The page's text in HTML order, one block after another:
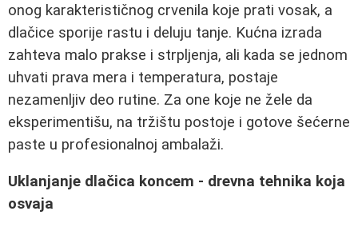
onog karakterističnog crvenila koje prati vosak, a
dlačice sporije rastu i deluju tanje. Kućna izrada
zahteva malo prakse i strpljenja, ali kada se jednom
uhvati prava mera i temperatura, postaje
nezamenljiv deo rutine. Za one koje ne žele da
eksperimentišu, na tržištu postoje i gotove šećerne
paste u profesionalnoj ambalaži.
Uklanjanje dlačica koncem - drevna tehnika koja
osvaja